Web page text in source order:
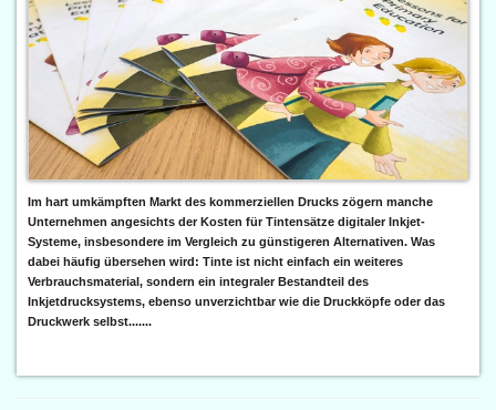
Im hart umkämpften Markt des kommerziellen Drucks zögern manche
Unternehmen angesichts der Kosten für Tintensätze digitaler Inkjet-
Systeme, insbesondere im Vergleich zu günstigeren Alternativen. Was
dabei häufig übersehen wird: Tinte ist nicht einfach ein weiteres
Verbrauchsmaterial, sondern ein integraler Bestandteil des
Inkjetdrucksystems, ebenso unverzichtbar wie die Druckköpfe oder das
Druckwerk selbst.......